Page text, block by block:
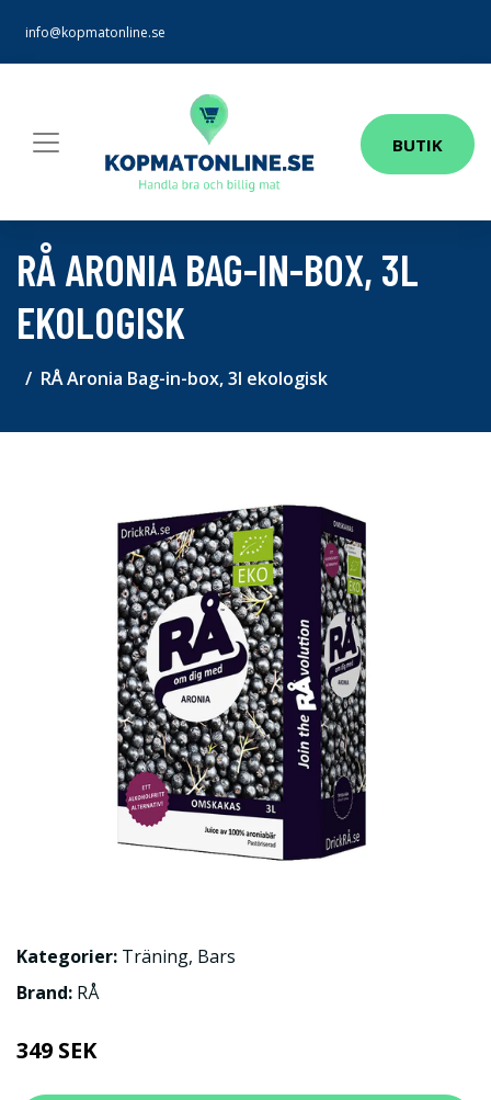
info@kopmatonline.se
BUTIK
RÅ ARONIA BAG-IN-BOX, 3L
EKOLOGISK
RÅ Aronia Bag-in-box, 3l ekologisk
Kategorier: Träning, Bars
Brand: RÅ
349 SEK